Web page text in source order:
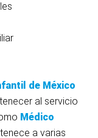
de México
al servicio
Médico
a varias